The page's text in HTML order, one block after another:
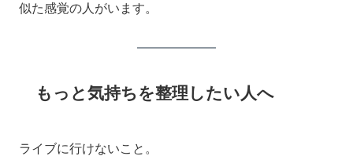
似た感覚の人がいます。
もっと気持ちを整理したい人へ
ライブに行けないこと。